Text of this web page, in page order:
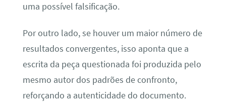
uma possível falsificação.
Por outro lado, se houver um maior número de
resultados convergentes, isso aponta que a
escrita da peça questionada foi produzida pelo
mesmo autor dos padrões de confronto,
reforçando a autenticidade do documento.